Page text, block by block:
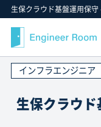
インフラエンジニア
生保クラウ